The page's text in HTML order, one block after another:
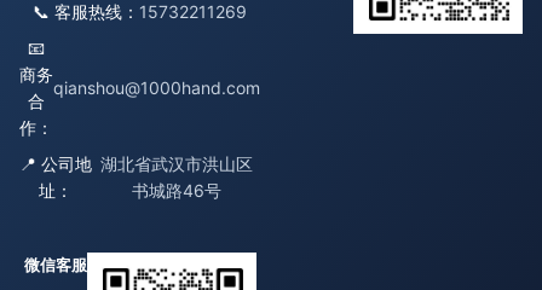
📞 客服热线： 15732211269
📧
商务
合
作：
qianshou@1000hand.com
📍 公司地
址：
湖北省武汉市洪山区
书城路46号
微信客服